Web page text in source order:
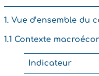
1. Vue d’ensemble du
1.1 Contexte
Indicateur